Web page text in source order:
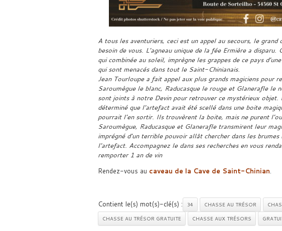
A tous les aventuriers, ceci est un appel au secours, le
besoin de vous. L’agneau unique de la fée Ermière a
qui combinée au soleil, imprègne les grappes de ce pays
qui sont menacés dans tout le Saint-Chinianais.
Jean Tourloupe a fait appel aux plus grands magiciens pour
Saroumègue le blanc, Raducasque le rouge et Glanerafle
sont joints à notre Devin pour retrouver ce mystérieux objet.
déterminé que l’artefact avait été scellé dans une boite
pourrait l’en sortir. Ils trouvèrent la boite, mais ne purent
Saroumègue, Raducasque et Glanerafle transmirent leur
imprégné d’un terrible pouvoir allât chercher dans les
l’artefact. Accompagnez le dans ses recherches en vous
remporter 1 an de vin
Rendez-vous au caveau de la Cave de Saint-Chinian.
Contient le(s) mot(s)-clé(s) : 34 CHASSE AU TRÉSOR
CHASSE AU TRÉSOR GRATUITE
CHASSE AUX TRÉSORS